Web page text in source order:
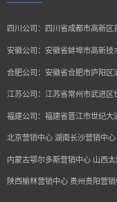
四川公司：四川省成都市高新区
安徽公司：安徽省蚌埠市高新
合肥公司：安徽省合肥市庐阳区
江苏公司：江苏省常州市武进区
福建公司：福建省晋江市世纪大
北京营销中心 湖南长沙营销中
内蒙古鄂尔多斯营销中心 山西
陕西榆林营销中心 贵州贵阳营